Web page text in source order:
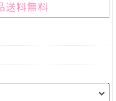
送料無料